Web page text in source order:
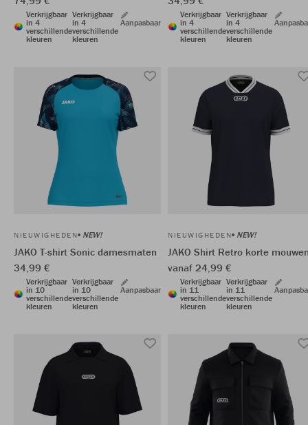
Verkrijgbaar
in 4
verschillende
kleuren
Verkrijgbaar
in 4
verschillende
kleuren
Aanpasbaar
Verkrijgbaar
in 4
verschillende
kleuren
Verkrijgbaar
in 4
verschillende
kleuren
NIEUWIGHEDEN NEW!
JAKO T-shirt Sonic damesmaten
34,99 €
Verkrijgbaar
in 10
verschillende
kleuren
Verkrijgbaar
in 10
verschillende
kleuren
Aanpasbaar
NIEUWIGHEDEN NEW!
JAKO Shirt Retro korte
vanaf 24,99 €
Verkrijgbaar
in 11
verschillende
kleuren
Verkrijgbaar
in 11
verschillende
kleuren